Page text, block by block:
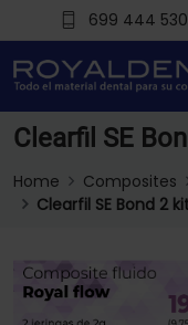
699 444 530
Clearfil SE
Home Composites
Clearfil SE Bond 2